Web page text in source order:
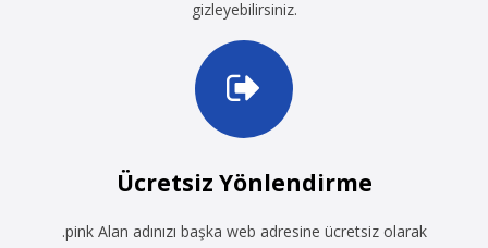
gizleyebilirsiniz.
Ücretsiz Yönlendirme
.pink Alan adınızı başka web adresine ücretsiz olarak